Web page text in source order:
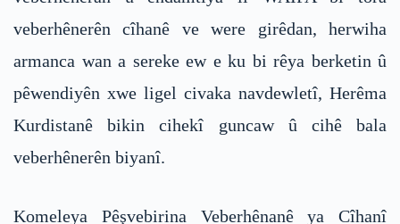
veberhênerên cîhanê ve were girêdan, herwiha
armanca wan a sereke ew e ku bi rêya berketin û
pêwendiyên xwe ligel civaka navdewletî, Herêma
Kurdistanê bikin cihekî guncaw û cihê bala
veberhênerên biyanî.
Komeleya Pêşvebirina Veberhênanê ya Cîhanî